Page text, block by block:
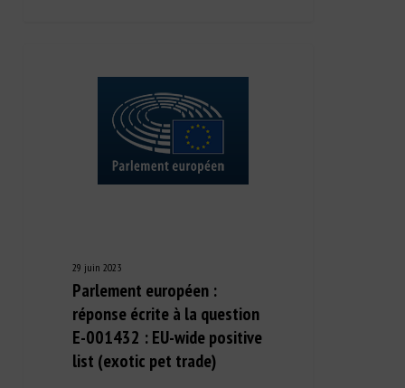
29 juin 2023
Parlement européen :
réponse écrite à la question
E-001432 : EU-wide positive
list (exotic pet trade)